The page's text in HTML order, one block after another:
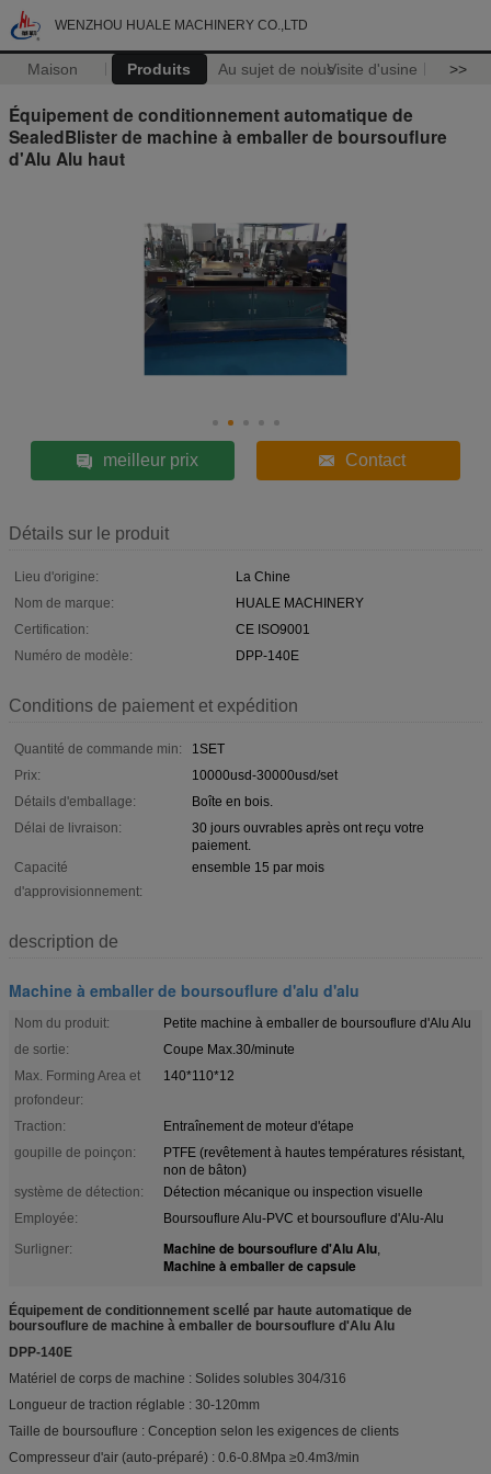
WENZHOU HUALE MACHINERY CO.,LTD
Maison Produits Au sujet de nousVisite d'usine >>
Équipement de conditionnement automatique de
SealedBlister de machine à emballer de boursouflure
d'Alu Alu haut
meilleur prix Contact
Détails sur le produit
Lieu d'origine:
La Chine
Nom de marque:
HUALE MACHINERY
Certification:
CE ISO9001
Numéro de modèle:
DPP-140E
Conditions de paiement et expédition
Quantité de commande min:
1SET
Prix:
10000usd-30000usd/set
Détails d'emballage:
Boîte en bois.
Délai de livraison:
30 jours ouvrables après ont reçu votre
paiement.
Capacité
d'approvisionnement:
ensemble 15 par mois
description de
Machine à emballer de boursouflure d'alu d'alu
Nom du produit:
Petite machine à emballer de boursouflure d'Alu Alu
de sortie:
Coupe Max.30/minute
Max. Forming Area et
profondeur:
140*110*12
Traction:
Entraînement de moteur d'étape
goupille de poinçon:
PTFE (revêtement à hautes températures résistant,
non de bâton)
système de détection:
Détection mécanique ou inspection visuelle
Employée:
Boursouflure Alu-PVC et boursouflure d'Alu-Alu
Surligner:
Machine de boursouflure d'Alu Alu,
Machine à emballer de capsule
Équipement de conditionnement scellé par haute automatique de
boursouflure de machine à emballer de boursouflure d'Alu Alu
DPP-140E
Matériel de corps de machine : Solides solubles 304/316
Longueur de traction réglable : 30-120mm
Taille de boursouflure : Conception selon les exigences de clients
Compresseur d'air (auto-préparé) : 0.6-0.8Mpa ≥0.4m3/min